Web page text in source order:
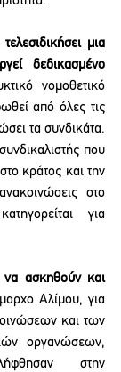
μια
νομοθετικό
από όλες τις
τα συνδικάτα.
που
κράτος και την
στο
για
να ασκηθούν και
Αλίμου, για
και των
οργανώσεων,
στην